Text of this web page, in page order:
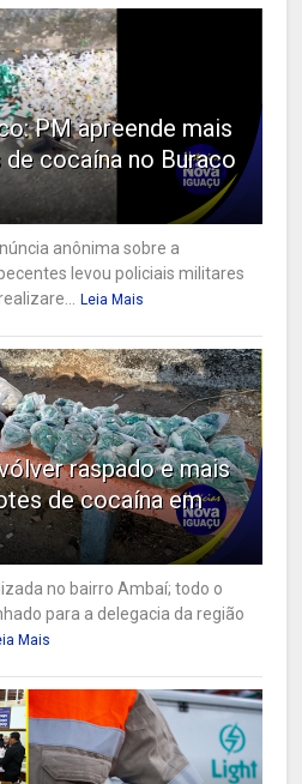
PM apreende mais
cocaína no Buraco
anônima sobre a
levou policiais militares
Leia Mais
raspado e mais
de cocaína em
no bairro Ambaí; todo o
para a delegacia da região
Mais